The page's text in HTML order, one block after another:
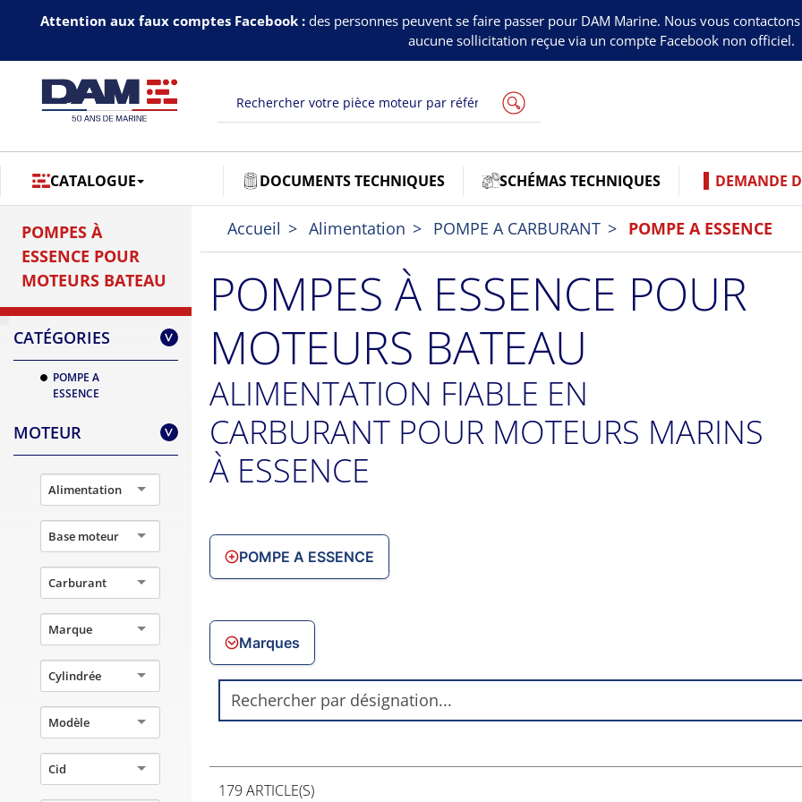
Attention aux faux comptes Facebook :des personnes peuvent se faire passer pour DAM Marine. Nous vous
aucune sollicitation reçue via un compte Facebook non officiel.
CATALOGUE DOCUMENTS TECHNIQUES SCHÉMAS TECHNIQUES DEMANDE
POMPES À
ESSENCE POUR
MOTEURS BATEAU
CATÉGORIES >
POMPE A
ESSENCE
MOTEUR >
Alimentation
Base moteur
Carburant
Marque
Cylindrée
Modèle
Cid
Accueil Alimentation POMPE A CARBURANT POMPE A ESSENCE
POMPES À ESSENCE POUR
MOTEURS BATEAU
ALIMENTATION FIABLE EN
CARBURANT POUR MOTEURS MARINS
À ESSENCE
POMPE A ESSENCE
Marques
179 ARTICLE(S)